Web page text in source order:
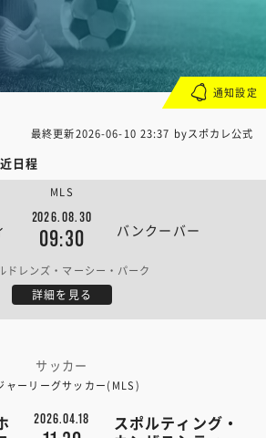
最終更新2026-06-10 23:37 byスポカレ公式
日程
2026.08.30
09:30 バンクーバー
MLS
ドレンズ・マーシー・パーク
詳細を見る
サッカー
ャーリーグサッカー(MLS)
2026.04.18
スポルティング・
通知設定